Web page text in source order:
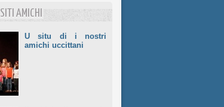
I SITI AMICHI
U situ di i nostri
amichi uccittani